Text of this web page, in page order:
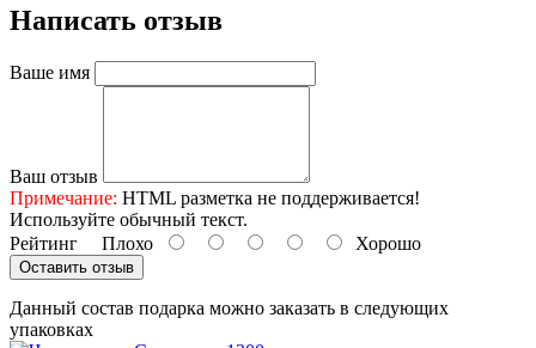
Написать отзыв
Ваше имя
Ваш отзыв
Примечание: HTML разметка не поддерживается!
Используйте обычный текст.
Рейтинг Плохо Хорошо
Оставить отзыв
Данный состав подарка можно заказать в следующих
упаковках